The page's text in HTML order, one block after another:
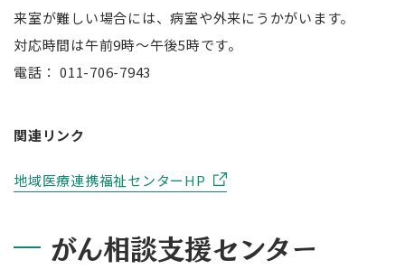
来室が難しい場合には、病室や外来にうかがいます。
対応時間は午前9時～午後5時です。
電話： 011-706-7943
関連リンク
地域医療連携福祉センターHP
がん相談支援センター